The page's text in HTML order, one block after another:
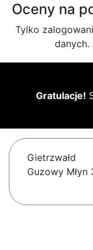
Oceny na
Tylko
danych.
Gratulacje!
Gietrzwałd
Guzowy Młyn